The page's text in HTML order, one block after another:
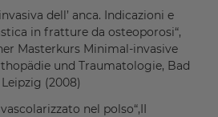
dell’ anca. Indicazioni e
in fratture da osteoporosi“,
Masterkurs Minimal-invasive
und Traumatologie, Bad
(2008)
nel polso“,II